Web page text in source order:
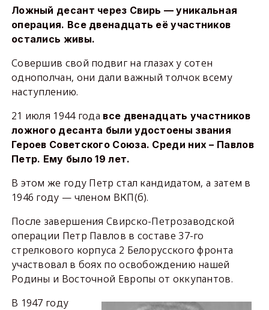
Ложный десант через Свирь — уникальная
операция. Все двенадцать её участников
остались живы.
Совершив свой подвиг на глазах у сотен
однополчан, они дали важный толчок всему
наступлению.
21 июля 1944 года все двенадцать участников
ложного десанта были удостоены звания
Героев Советского Союза. Среди них – Павлов
Петр. Ему было 19 лет.
В этом же году Петр стал кандидатом, а затем в
1946 году — членом ВКП(б).
После завершения Свирско-Петрозаводской
операции Петр Павлов в составе 37-го
стрелкового корпуса 2 Белорусского фронта
участвовал в боях по освобождению нашей
Родины и Восточной Европы от оккупантов.
В 1947 году